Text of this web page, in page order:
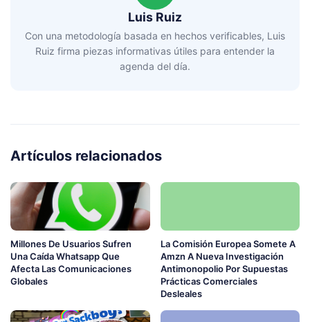
Luis Ruiz
Con una metodología basada en hechos verificables, Luis
Ruiz firma piezas informativas útiles para entender la
agenda del día.
Artículos relacionados
Millones De Usuarios Sufren
Una Caída Whatsapp Que
Afecta Las Comunicaciones
Globales
La Comisión Europea Somete A
Amzn A Nueva Investigación
Antimonopolio Por Supuestas
Prácticas Comerciales
Desleales